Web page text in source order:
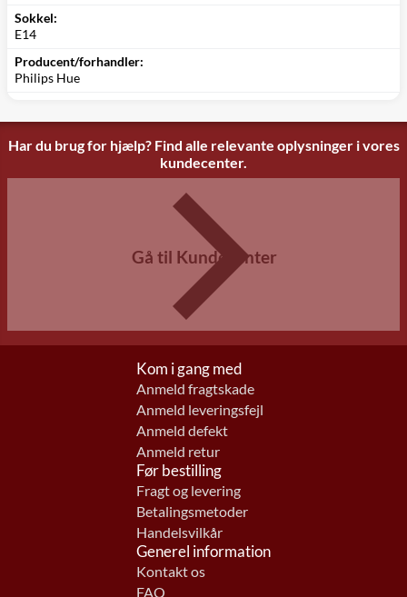
Sokkel:
E14
Producent/forhandler:
Philips Hue
Har du brug for hjælp? Find alle relevante oplysninger i vores
kundecenter.
Gå til Kundecenter
Kom i gang med
Anmeld fragtskade
Anmeld leveringsfejl
Anmeld defekt
Anmeld retur
Før bestilling
Fragt og levering
Betalingsmetoder
Handelsvilkår
Generel information
Kontakt os
FAQ